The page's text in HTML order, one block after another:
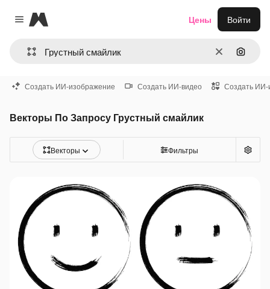
Close menu
Magnific
ОчиститьПоиск
Цены Войти
Создать ИИ-изображение Создать ИИ-видео Создать ИИ-
Векторы По Запросу Грустный смайлик
Векторы Фильтры